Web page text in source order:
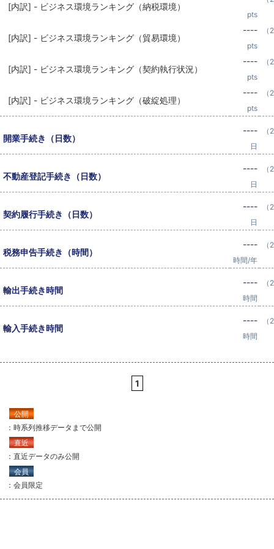
[内訳] - ビジネス環境ランキング（納税環境）
pts
[内訳] - ビジネス環境ランキング（貿易環境）
----
pts
[内訳] - ビジネス環境ランキング（契約執行状況）
----
pts
[内訳] - ビジネス環境ランキング（破綻処理）
----
pts
開業手続き（日数）
----
日
不動産登記手続き（日数）
----
日
契約履行手続き（日数）
----
日
税務申告手続き（時間）
----
時間/年
輸出手続き時間
----
時間
輸入手続き時間
----
時間
1
公開
：時系列推移データまで公開
直近
：直近データのみ公開
会員
：会員限定